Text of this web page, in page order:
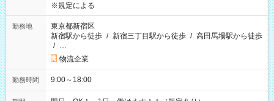
※規定による
勤務地
東京都新宿区
新宿駅から徒歩 / 新宿三丁目駅から徒歩 / 高田馬場駅から徒歩
/ …
物流企業
勤務時間 9:00～18:00